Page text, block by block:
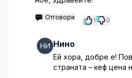
Отговори 1 0
Нино
Ей хора, добре е!
страната – кеф цена